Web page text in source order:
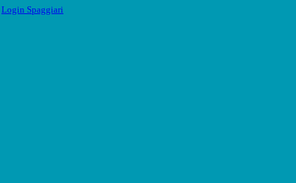
Login Spaggiari